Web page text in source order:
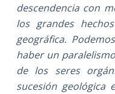
descendencia con
los grandes
geográfica.
haber un
de los seres
sucesión geológica